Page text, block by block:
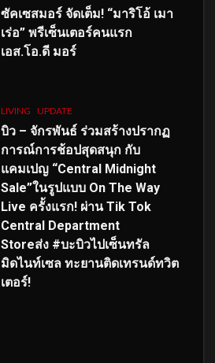
ซัคเซสมอร์ จัดเต็ม! “มาริโอ้ เมา
เร่อ” พรีเซ็นเตอร์คนแรก
เอส.โอ.ดี มอร์
LIVING UPDATE
บิว – จักรพันธ์ ร่วมสร้างปรากฏ
การณ์การช้อปสุดสนุก กับ
แคมเปญ “Central Midnight
Sale”ในรูปแบบ On The Way
Live ครั้งแรก! ผ่าน Tik Tok
Central Department
Storeส่ง #บะบิวไปเซ็นทรัล
มิดไนท์เซล ทะยานติดเทรนด์ทวิต
เตอร์!